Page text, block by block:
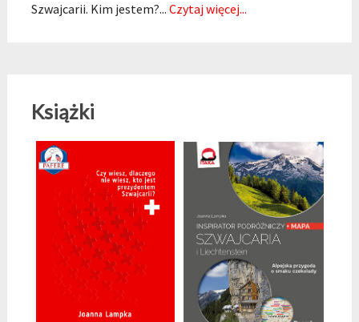
Szwajcarii. Kim jestem?... Czytaj więcej...
Książki